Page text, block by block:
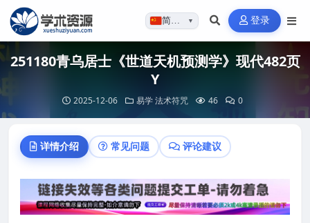
简体…▼ 登录
251180青乌居士《世道天机预测学》现代482页
Y
2025-12-06 易学 法术符咒 46 0
详情介绍 常见问题 评论建议